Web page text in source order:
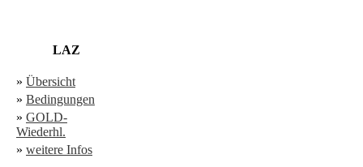
LAZ
» Übersicht
» Bedingungen
» GOLD-
Wiederhl.
» weitere Infos